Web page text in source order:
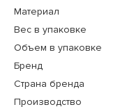
Материал
Вес в упаковке
Объем в упаковке
Бренд
Страна бренда
Производство